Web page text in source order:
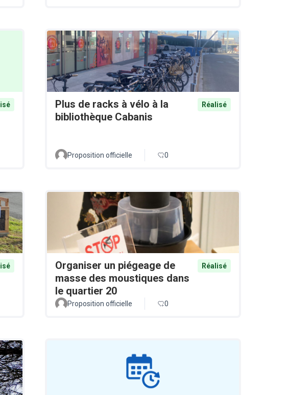
Plus de racks à vélo à la
bibliothèque Cabanis
Réalisé
Proposition officielle 0
Organiser un piégeage de
masse des moustiques dans
le quartier 20
Réalisé
Proposition officielle 0